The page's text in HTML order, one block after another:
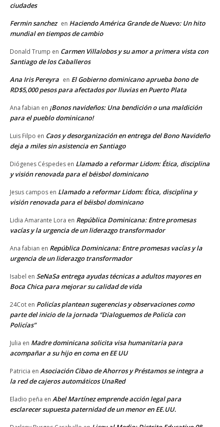
ciudades
Fermin sanchez en Haciendo América Grande de Nuevo: Un hito
mundial en tiempos de cambio
Donald Trump en Carmen Villalobos y su amor a primera vista con
Santiago de los Caballeros
Ana Iris Pereyra en El Gobierno dominicano aprueba bono de
RD$5,000 pesos para afectados por lluvias en Puerto Plata
Ana fabian en ¡Bonos navideños: Una bendición o una maldición
para el pueblo dominicano!
Luis Filpo en Caos y desorganización en entrega del Bono Navideño
deja a miles sin asistencia en Santiago
Diógenes Céspedes en Llamado a reformar Lidom: Ética, disciplina
y visión renovada para el béisbol dominicano
Jesus campos en Llamado a reformar Lidom: Ética, disciplina y
visión renovada para el béisbol dominicano
Lidia Amarante Lora en República Dominicana: Entre promesas
vacías y la urgencia de un liderazgo transformador
Ana fabian en República Dominicana: Entre promesas vacías y la
urgencia de un liderazgo transformador
Isabel en SeNaSa entrega ayudas técnicas a adultos mayores en
Boca Chica para mejorar su calidad de vida
24Cot en Policías plantean sugerencias y observaciones como
parte del inicio de la jornada “Dialoguemos de Policía con
Policías”
Julia en Madre dominicana solicita visa humanitaria para
acompañar a su hijo en coma en EE UU
Patricia en Asociación Cibao de Ahorros y Préstamos se integra a
la red de cajeros automáticos UnaRed
Eladio peña en Abel Martínez emprende acción legal para
esclarecer supuesta paternidad de un menor en EE.UU.